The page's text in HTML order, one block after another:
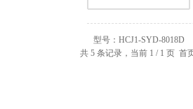
共 5 条记录，当前 1 / 1 页